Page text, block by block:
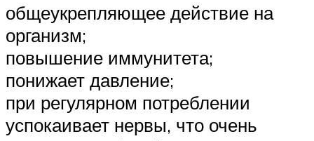
общеукрепляющее действие на
организм;
повышение иммунитета;
понижает давление;
при регулярном потреблении
успокаивает нервы, что очень